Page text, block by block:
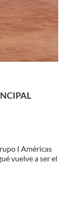
I Américas
vuelve a ser el